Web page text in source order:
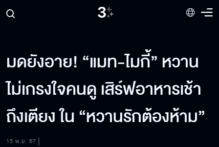
มดยังอาย! “แมท-ไมกี้” หวาน
ไม่เกรงใจคนดู เสิร์ฟอาหารเช้า
ถึงเตียง ใน “หวานรักต้องห้าม”
15 พ.ย. 67